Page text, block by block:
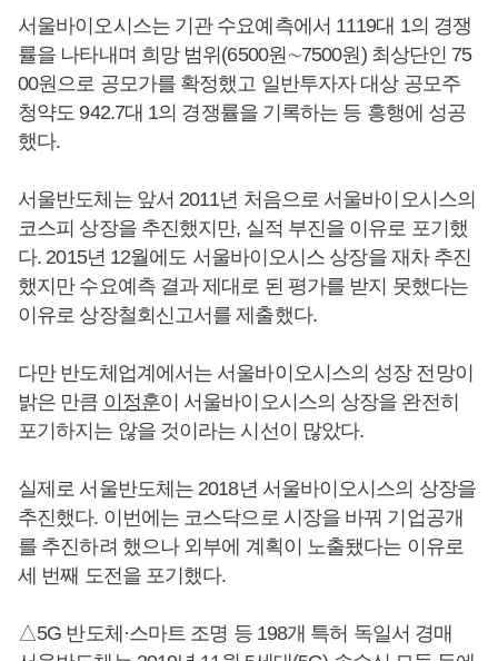
서울바이오시스는 기관 수요예측에서 1119대 1의 경쟁
률을 나타내며 희망 범위(6500원∼7500원) 최상단인 75
00원으로 공모가를 확정했고 일반투자자 대상 공모주
청약도 942.7대 1의 경쟁률을 기록하는 등 흥행에 성공
했다.
서울반도체는 앞서 2011년 처음으로 서울바이오시스의
코스피 상장을 추진했지만, 실적 부진을 이유로 포기했
다. 2015년 12월에도 서울바이오시스 상장을 재차 추진
했지만 수요예측 결과 제대로 된 평가를 받지 못했다는
이유로 상장철회신고서를 제출했다.
다만 반도체업계에서는 서울바이오시스의 성장 전망이
밝은 만큼 이정훈이 서울바이오시스의 상장을 완전히
포기하지는 않을 것이라는 시선이 많았다.
실제로 서울반도체는 2018년 서울바이오시스의 상장을
추진했다. 이번에는 코스닥으로 시장을 바꿔 기업공개
를 추진하려 했으나 외부에 계획이 노출됐다는 이유로
세 번째 도전을 포기했다.
△5G 반도체·스마트 조명 등 198개 특허 독일서 경매